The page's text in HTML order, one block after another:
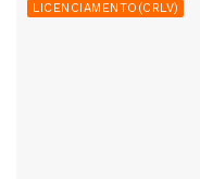
LICENCIAMENTO(CRLV)